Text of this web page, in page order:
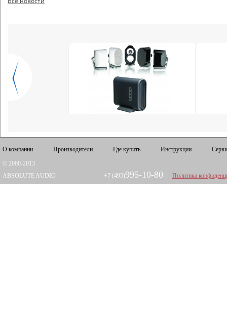
О компании Производители Где купить Инструкции
© 2000-2013
ABSOLUTE AUDIO
+7 (495)995-10-80 Политика